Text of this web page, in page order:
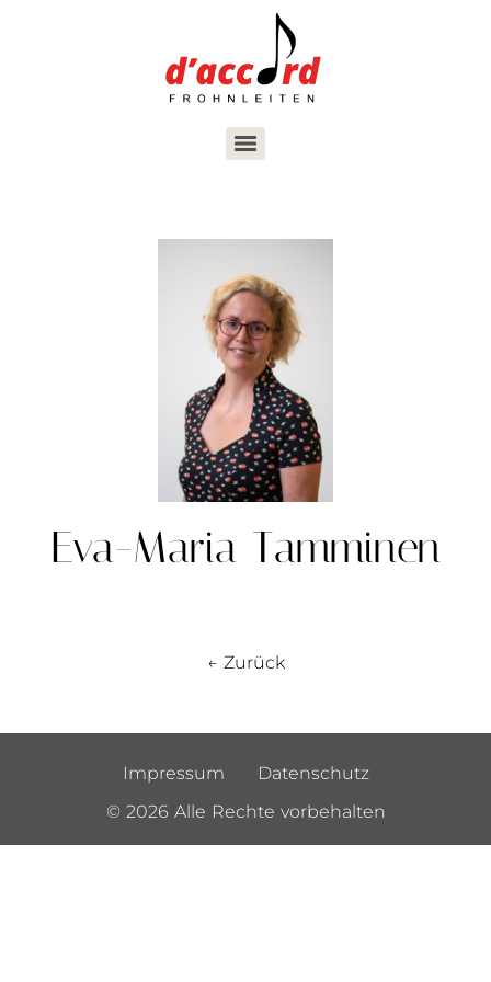
Eva-Maria Tamminen
← Zurück
Impressum
Datenschutz
© 2026 Alle Rechte vorbehalten